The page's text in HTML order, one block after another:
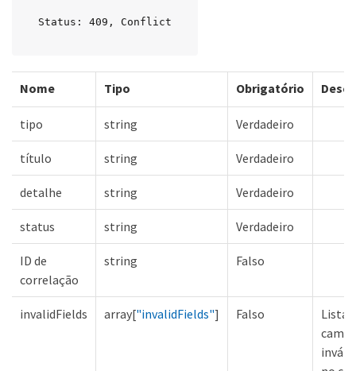
Status: 409, Conflict
Nome Tipo Obrigatório
tipo string Verdadeiro
título string Verdadeiro
detalhe string Verdadeiro
status string Verdadeiro
ID de
correlação
string Falso
invalidFields array["invalidFields"] Falso
Lista